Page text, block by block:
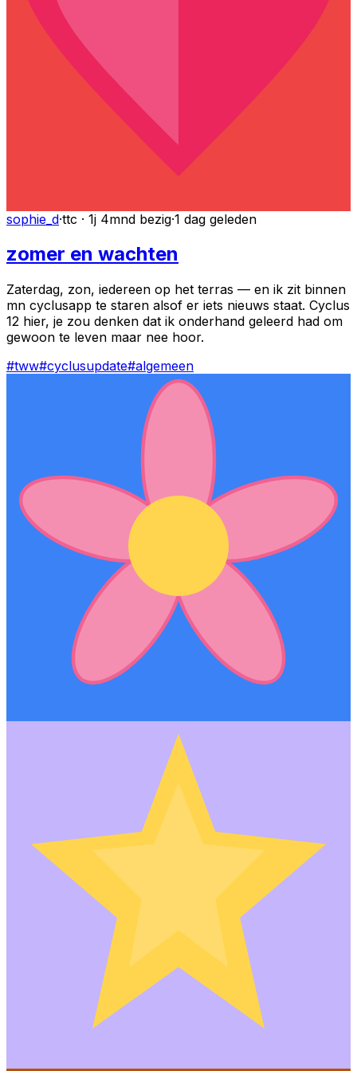
sophie_d·ttc · 1j 4mnd bezig·1 dag geleden
zomer en wachten
Zaterdag, zon, iedereen op het terras — en ik zit binnen
mn cyclusapp te staren alsof er iets nieuws staat. Cyclus
12 hier, je zou denken dat ik onderhand geleerd had om
gewoon te leven maar nee hoor.
#tww#cyclusupdate#algemeen